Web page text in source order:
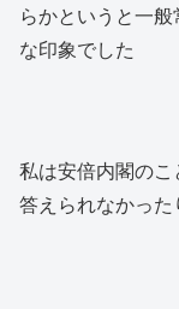
らかというと一
な印象でした
私は安倍内閣のこ
答えられなかっ